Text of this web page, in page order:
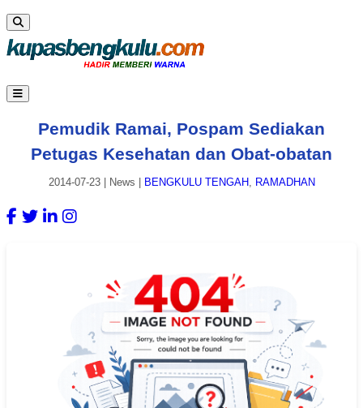
Pemudik Ramai, Pospam Sediakan
Petugas Kesehatan dan Obat-obatan
2014-07-23| News BENGKULU TENGAH, RAMADHAN